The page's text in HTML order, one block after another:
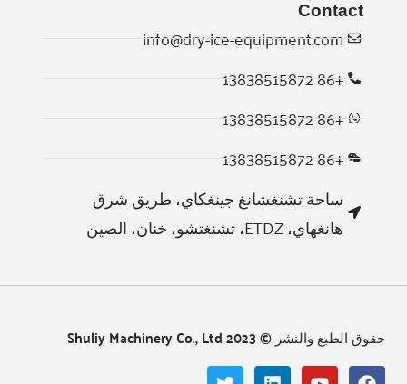
Contact
info@dry-ice-equipment.com
+86 13838515872
+86 13838515872
+86 13838515872
ساحة تشنغشانغ جينغكاي، طريق شرق
هانغهاي، ETDZ، تشنغتشو، خنان، الصين
حقوق الطبع والنشر © 2023 Shuliy Machinery Co., Ltd
Whatsapp
Email